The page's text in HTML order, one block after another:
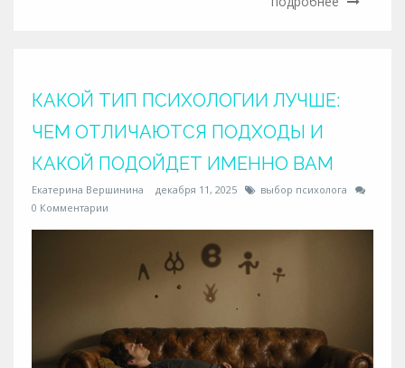
КАКОЙ ТИП ПСИХОЛОГИИ ЛУЧШЕ:
ЧЕМ ОТЛИЧАЮТСЯ ПОДХОДЫ И
КАКОЙ ПОДОЙДЕТ ИМЕННО ВАМ
Екатерина Вершинина декабря 11, 2025
выбор психолога
0 Комментарии